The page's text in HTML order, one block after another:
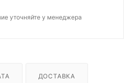
уточняйте у менеджера
ДОСТАВКА